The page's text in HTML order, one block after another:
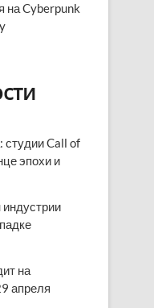
на Cyberpunk
студии Call of
эпохи и
индустрии
на
апреля